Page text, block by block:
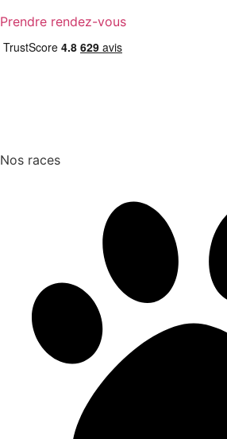
Prendre rendez-vous
Nos races